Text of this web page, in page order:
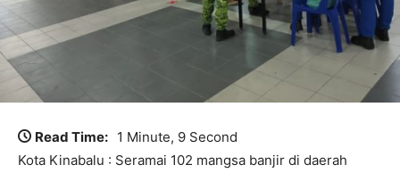
Read Time: 1 Minute, 9 Second
Kota Kinabalu : Seramai 102 mangsa banjir di daerah